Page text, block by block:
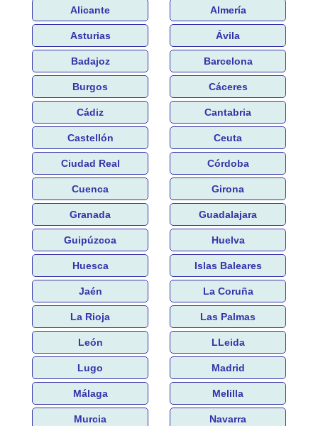
Alicante Almería
Asturias Ávila
Badajoz Barcelona
Burgos Cáceres
Cádiz Cantabria
Castellón Ceuta
Ciudad Real Córdoba
Cuenca Girona
Granada Guadalajara
Guipúzcoa Huelva
Huesca Islas Baleares
Jaén La Coruña
La Rioja Las Palmas
León LLeida
Lugo Madrid
Málaga Melilla
Murcia Navarra